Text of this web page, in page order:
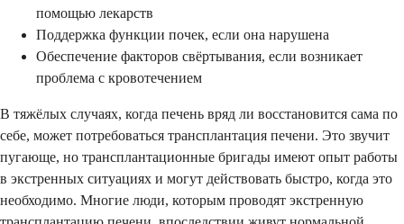
помощью лекарств
Поддержка функции почек, если она нарушена
Обеспечение факторов свёртывания, если возникает
проблема с кровотечением
В тяжёлых случаях, когда печень вряд ли восстановится сама по
себе, может потребоваться трансплантация печени. Это звучит
пугающе, но трансплантационные бригады имеют опыт работы
в экстренных ситуациях и могут действовать быстро, когда это
необходимо. Многие люди, которым проводят экстренную